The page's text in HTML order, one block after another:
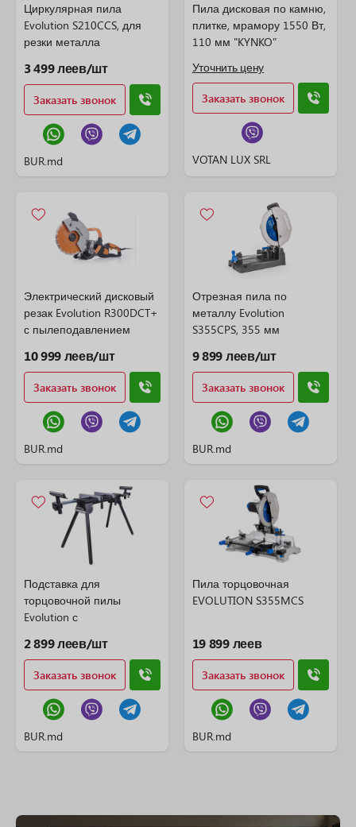
Циркулярная пила
Evolution S210CCS, для
резки металла
3 499 леев/шт
Заказать звонок
BUR.md
Пила дисковая по камню,
плитке, мрамору 1550 Вт,
110 мм "KYNKO"
Уточнить цену
Заказать звонок
VOTAN LUX SRL
Электрический дисковый
резак Evolution R300DCT+
с пылеподавлением
10 999 леев/шт
Заказать звонок
BUR.md
Отрезная пила по
металлу Evolution
S355CPS, 355 мм
9 899 леев/шт
Заказать звонок
BUR.md
Подставка для
торцовочной пилы
Evolution с
креплениями
2 899 леев/шт
Заказать звонок
BUR.md
Пила торцовочная
EVOLUTION S355MCS
19 899 леев
Заказать звонок
BUR.md